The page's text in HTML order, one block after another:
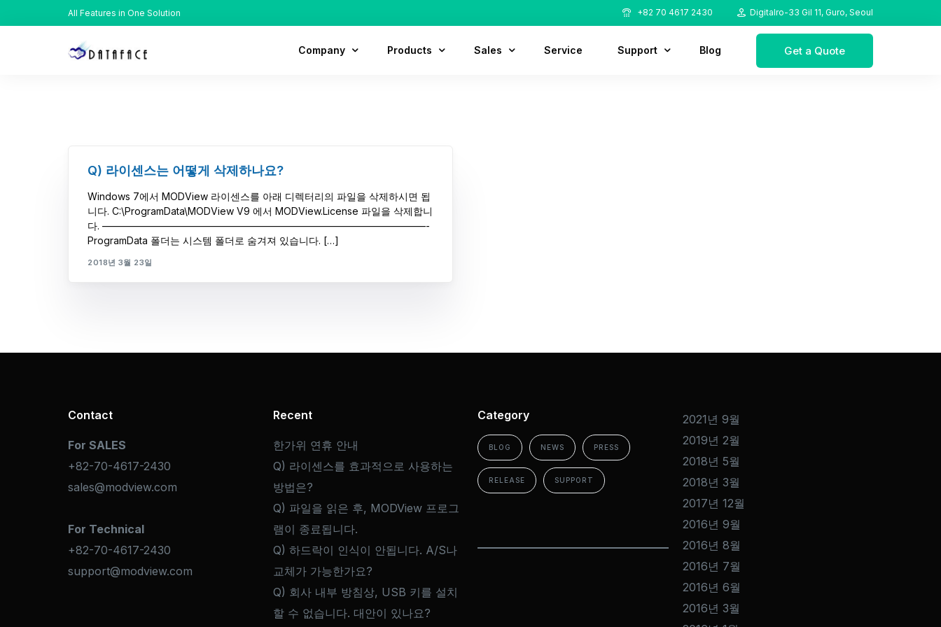
All Features in One Solution +82 70 4617 2430 Digitalro-33 Gil 11, Guro, Seoul
Company Products Sales Service Support Blog Get a Quote
Q) 라이센스는 어떻게 삭제하나요?
Windows 7에서 MODView 라이센스를 아래 디렉터리의 파일을 삭제하시면 됩
니다. C:\ProgramData\MODView V9 에서 MODView.License 파일을 삭제합니
다. —————————————————————————————————-
ProgramData 폴더는 시스템 폴더로 숨겨져 있습니다. […]
2018년 3월 23일
Contact
For SALES
+82-70-4617-2430
sales@modview.com
For Technical
+82-70-4617-2430
support@modview.com
Recent
한가위 연휴 안내
Q) 라이센스를 효과적으로 사용하는
방법은?
Q) 파일을 읽은 후, MODView 프로그
램이 종료됩니다.
Q) 하드락이 인식이 안됩니다. A/S나
교체가 가능한가요?
Q) 회사 내부 방침상, USB 키를 설치
할 수 없습니다. 대안이 있나요?
Category
BLOG NEWS PRESS
RELEASE SUPPORT
2021년 9월
2019년 2월
2018년 5월
2018년 3월
2017년 12월
2016년 9월
2016년 8월
2016년 7월
2016년 6월
2016년 3월